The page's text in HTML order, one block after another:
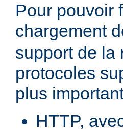
Pour pouvoir
chargement
support de la
protocoles
plus
HTTP,